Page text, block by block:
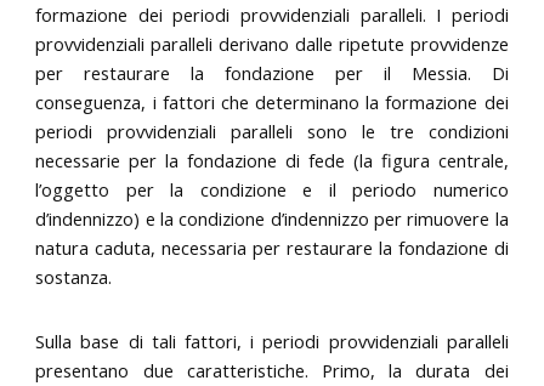
formazione dei periodi provvidenziali paralleli. I periodi
provvidenziali paralleli derivano dalle ripetute provvidenze
per restaurare la fondazione per il Messia. Di
conseguenza, i fattori che determinano la formazione dei
periodi provvidenziali paralleli sono le tre condizioni
necessarie per la fondazione di fede (la figura centrale,
l’oggetto per la condizione e il periodo numerico
d’indennizzo) e la condizione d’indennizzo per rimuovere la
natura caduta, necessaria per restaurare la fondazione di
sostanza.
Sulla base di tali fattori, i periodi provvidenziali paralleli
presentano due caratteristiche. Primo, la durata dei